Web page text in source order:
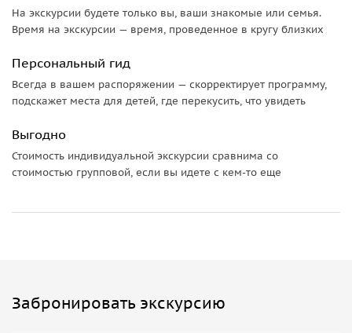
На экскурсии будете только вы, ваши знакомые или семья.
Время на экскурсии — время, проведенное в кругу близких
Персональный гид
Всегда в вашем распоряжении — скорректирует программу,
подскажет места для детей, где перекусить, что увидеть
Выгодно
Стоимость индивидуальной экскурсии сравнима со
стоимостью групповой, если вы идете с кем-то еще
Забронировать экскурсию